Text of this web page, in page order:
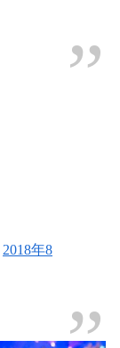
2018年8